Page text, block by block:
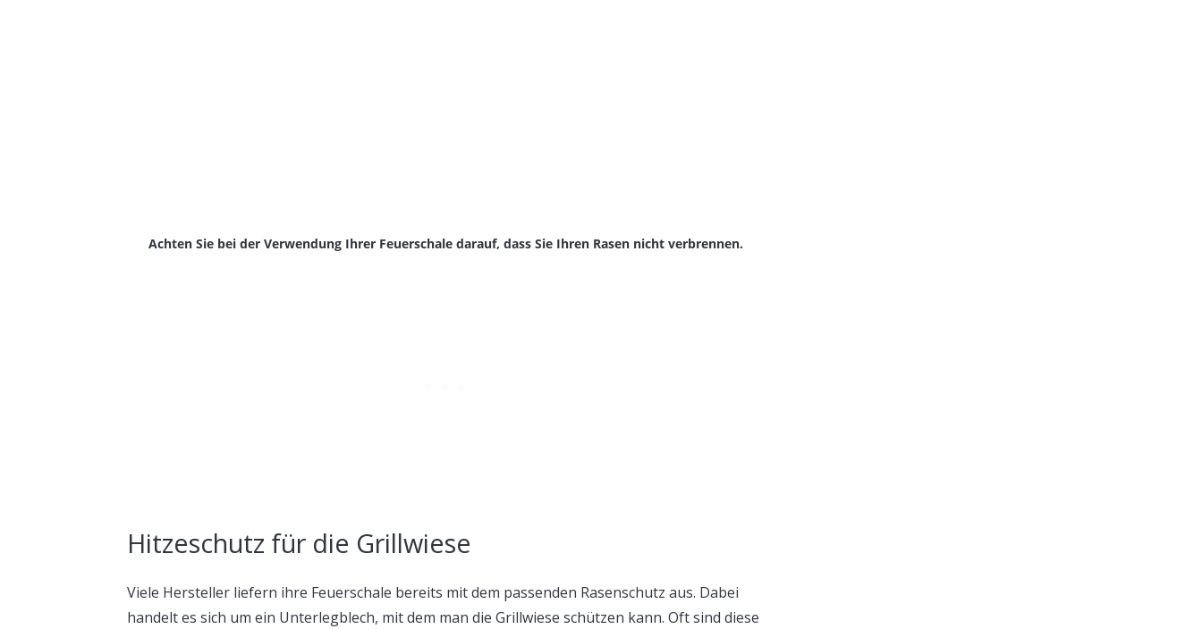
Achten Sie bei der Verwendung Ihrer Feuerschale darauf, dass Sie Ihren Rasen nicht verbrennen.
Hitzeschutz für die Grillwiese
Viele Hersteller liefern ihre Feuerschale bereits mit dem passenden Rasenschutz aus. Dabei
handelt es sich um ein Unterlegblech, mit dem man die Grillwiese schützen kann. Oft sind diese